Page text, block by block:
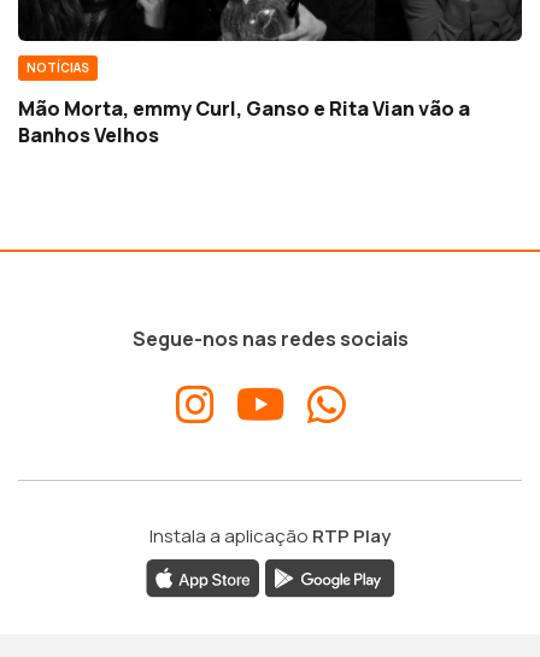
NOTÍCIAS
Mão Morta, emmy Curl, Ganso e Rita Vian vão a
Banhos Velhos
Segue-nos nas redes sociais
Instala a aplicação RTP Play